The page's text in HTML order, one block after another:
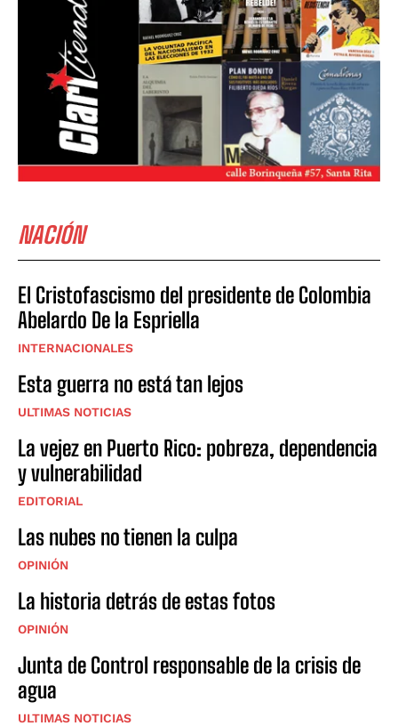
NACIÓN
El Cristofascismo del presidente de Colombia
Abelardo De la Espriella
INTERNACIONALES
Esta guerra no está tan lejos
ULTIMAS NOTICIAS
La vejez en Puerto Rico: pobreza, dependencia
y vulnerabilidad
EDITORIAL
Las nubes no tienen la culpa
OPINIÓN
La historia detrás de estas fotos
OPINIÓN
Junta de Control responsable de la crisis de
agua
ULTIMAS NOTICIAS